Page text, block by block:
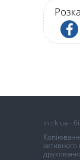
in.ck.ua -
активного